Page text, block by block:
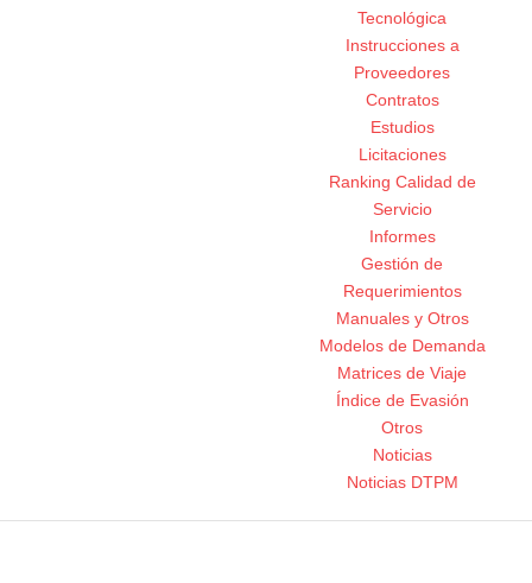
Tecnológica
Instrucciones a
Proveedores
Contratos
Estudios
Licitaciones
Ranking Calidad de
Servicio
Informes
Gestión de
Requerimientos
Manuales y Otros
Modelos de Demanda
Matrices de Viaje
Índice de Evasión
Otros
Noticias
Noticias DTPM